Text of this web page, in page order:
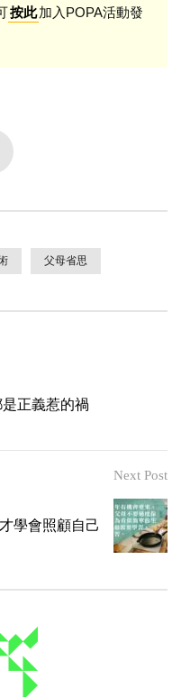
按此加入POPA活動發
父母省思
正義惹的禍
Next Post
學會照顧自己